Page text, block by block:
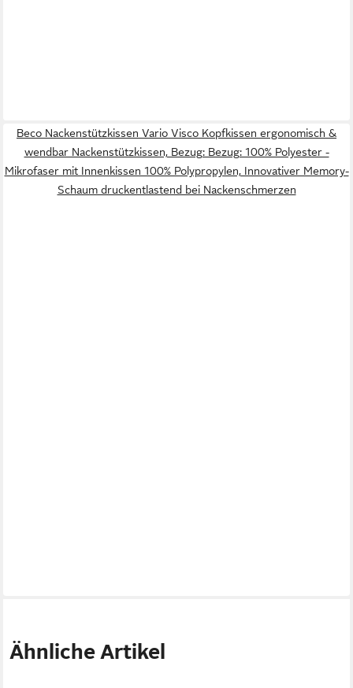
Beco Nackenstützkissen Vario Visco Kopfkissen ergonomisch &
wendbar Nackenstützkissen, Bezug: Bezug: 100% Polyester -
Mikrofaser mit Innenkissen 100% Polypropylen, Innovativer Memory-
Schaum druckentlastend bei Nackenschmerzen
Ähnliche Artikel